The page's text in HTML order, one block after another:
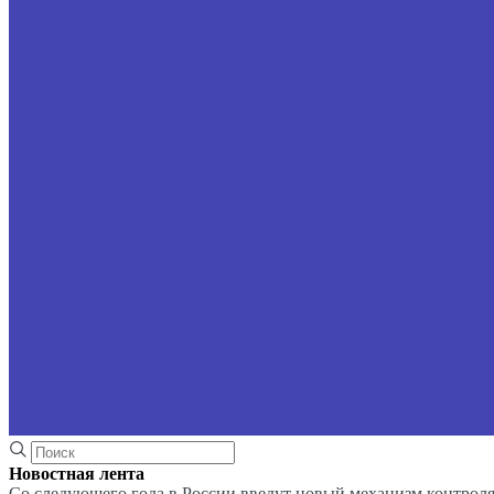
Новостная лента